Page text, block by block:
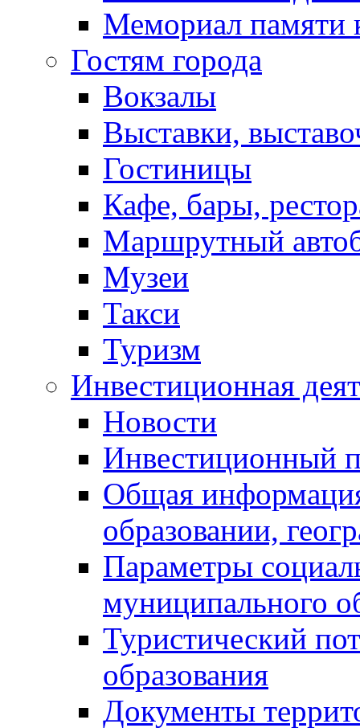
Мемориал памяти
Гостям города
Вокзалы
Выставки,
Гостиницы
Кафе, бары,
Маршрутный
Музеи
Такси
Туризм
Инвестиционная
Новости
Инвестиционный
Общая
образовании,
Параметры
муниципального
Туристический
образования
Документы